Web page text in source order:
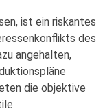
ist ein riskantes
des
angehalten,
die objektive